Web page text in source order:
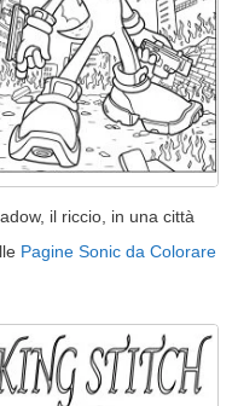
il riccio, in una città
Pagine Sonic da Colorare